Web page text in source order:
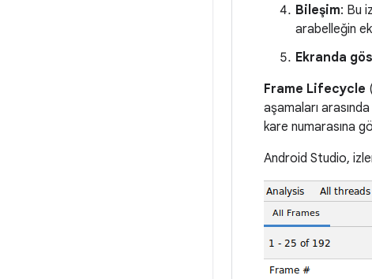
Bileşim: Bu
arabelleğin
Ekranda
Frame Lifecycle
aşamaları
kare numarasına
Android Studio,